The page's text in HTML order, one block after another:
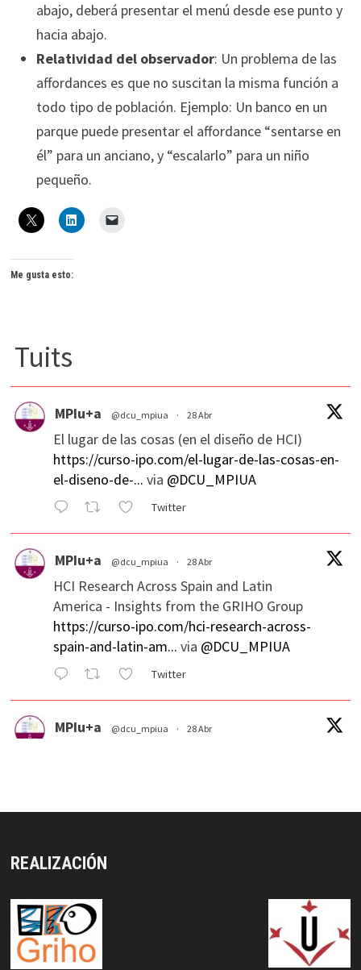
abajo, deberá presentar el menú desde ese punto y
hacia abajo.
Relatividad del observador: Un problema de las
affordances es que no suscitan la misma función a
todo tipo de población. Ejemplo: Un banco en un
parque puede presentar el affordance “sentarse en
él” para un anciano, y “escalarlo” para un niño
pequeño.
Me gusta esto:
Tuits
MPIu+a @dcu_mpiua · 28 Abr
El lugar de las cosas (en el diseño de HCI)
https://curso-ipo.com/el-lugar-de-las-cosas-en-
el-diseno-de-... via @DCU_MPIUA
Twitter
MPIu+a @dcu_mpiua · 28 Abr
HCI Research Across Spain and Latin
America - Insights from the GRIHO Group
https://curso-ipo.com/hci-research-across-
spain-and-latin-am... via @DCU_MPIUA
Twitter
MPIu+a @dcu_mpiua · 28 Abr
MPIu+a Retuiteado
GRIHO participa en Accessibility Day 2025
#acessibility
REALIZACIÓN